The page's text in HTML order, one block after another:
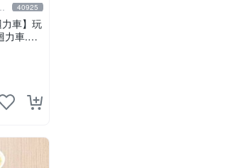
40925
車】玩
力車.汽
禮物.
發】RD